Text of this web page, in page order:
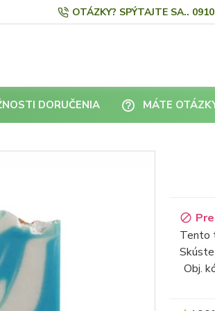
OTÁZKY? SPÝTAJTE SA..
DORUČENIA MÁTE
Tento
Obj.